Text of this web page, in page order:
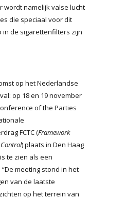
wordt namelijk valse lucht
die speciaal voor dit
in de sigarettenfilters zijn
op het Nederlandse
op 18 en 19 november
of the Parties
FCTC (Framework
) plaats in Den Haag
te zien als een
meeting stond in het
van de laatste
op het terrein van